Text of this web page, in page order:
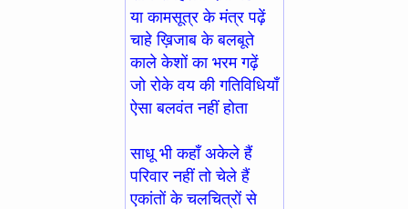
या कामसूत्र के मंत्र पढ़ें
चाहे ख़िजाब के बलबूते
काले केशों का भरम गढ़ें
जो रोके वय की गतिविधियाँ
ऐसा बलवंत नहीं होता
साधू भी कहाँ अकेले हैं
परिवार नहीं तो चेले हैं
एकांतों के चलचित्रों से